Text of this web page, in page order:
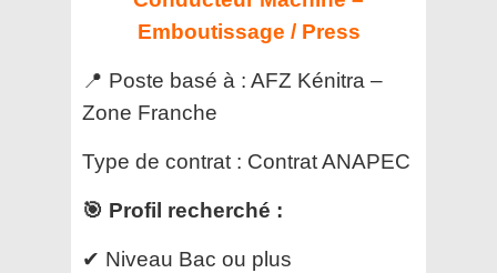
Emboutissage / Press
📍 Poste basé à : AFZ Kénitra –
Zone Franche
Type de contrat : Contrat ANAPEC
🎯 Profil recherché :
✔ Niveau Bac ou plus